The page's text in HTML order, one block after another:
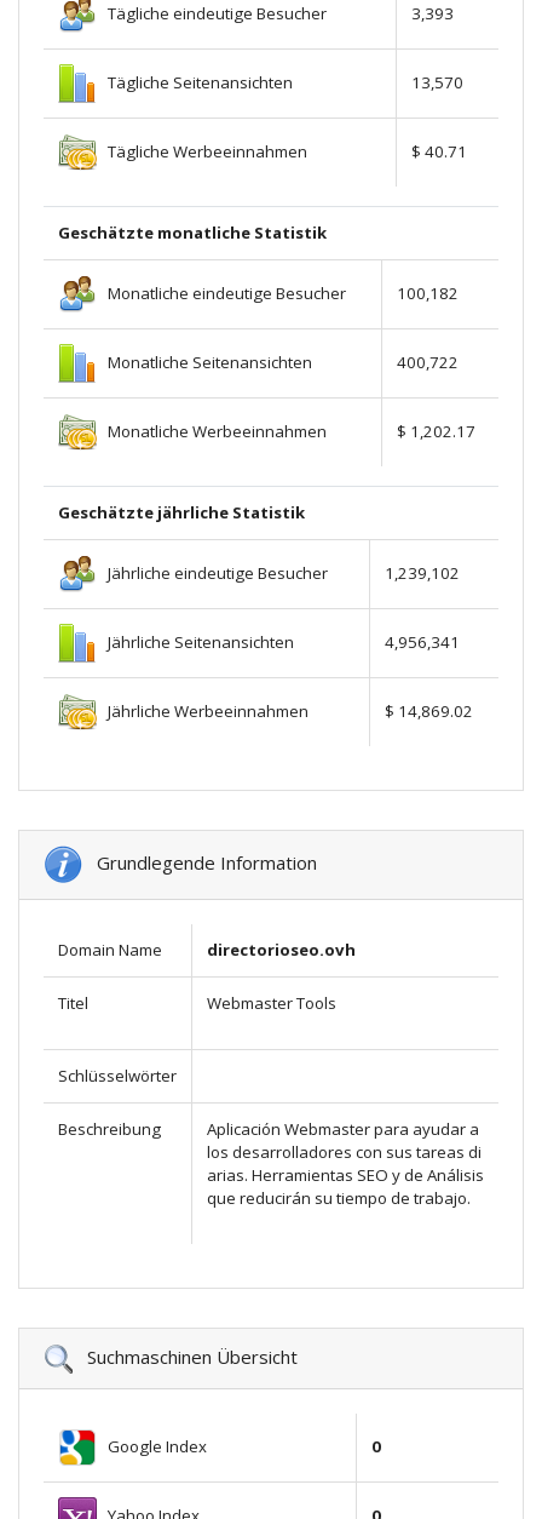
Tägliche eindeutige Besucher 3,393
Tägliche Seitenansichten 13,570
Tägliche Werbeeinnahmen $ 40.71
Geschätzte monatliche Statistik
Monatliche eindeutige Besucher 100,182
Monatliche Seitenansichten 400,722
Monatliche Werbeeinnahmen $ 1,202.17
Geschätzte jährliche Statistik
Jährliche eindeutige Besucher 1,239,102
Jährliche Seitenansichten 4,956,341
Jährliche Werbeeinnahmen $ 14,869.02
Grundlegende Information
Domain Name directorioseo.ovh
Titel Webmaster Tools
Schlüsselwörter
Beschreibung
Aplicación Webmaster para ayudar a
los desarrolladores con sus tareas di
arias. Herramientas SEO y de Análisis
que reducirán su tiempo de trabajo.
Suchmaschinen Übersicht
Google Index 0